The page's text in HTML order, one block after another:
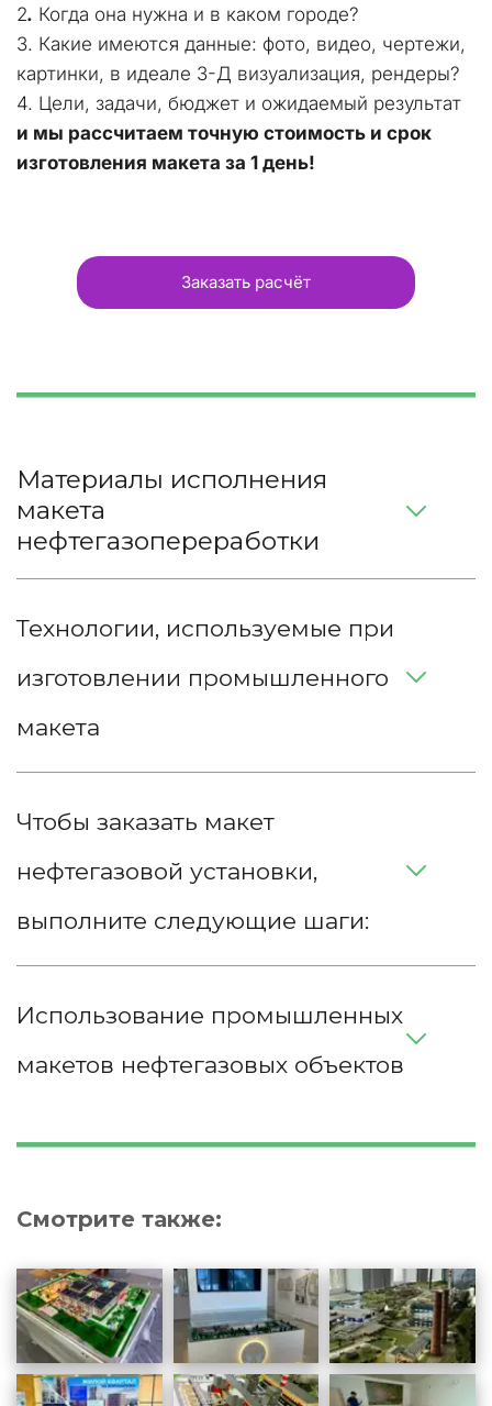
2. Когда она нужна и в каком городе?
3. Какие имеются данные: фото, видео, чертежи,
картинки, в идеале 3-Д визуализация, рендеры?
4. Цели, задачи, бюджет и ожидаемый результат
и мы рассчитаем точную стоимость и срок
изготовления макета за 1 день!
Заказать расчёт
Материалы исполнения
макета
нефтегазопереработки
Технологии, используемые при
изготовлении промышленного
макета
Чтобы заказать макет
нефтегазовой установки,
выполните следующие шаги:
Использование промышленных
Смотрите также: